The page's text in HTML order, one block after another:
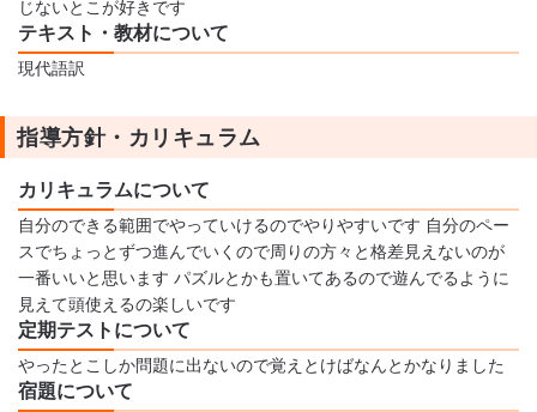
じないとこが好きです
テキスト・教材について
現代語訳
指導方針・カリキュラム
カリキュラムについて
自分のできる範囲でやっていけるのでやりやすいです 自分のペー
スでちょっとずつ進んでいくので周りの方々と格差見えないのが
一番いいと思います パズルとかも置いてあるので遊んでるように
見えて頭使えるの楽しいです
定期テストについて
やったとこしか問題に出ないので覚えとけばなんとかなりました
宿題について